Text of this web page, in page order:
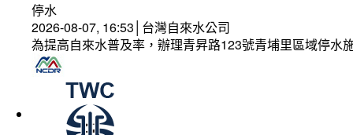
停水
2026-08-07, 16:53│台灣自來水公司
為提高自來水普及率，辦理青昇路123號青埔里區域停水